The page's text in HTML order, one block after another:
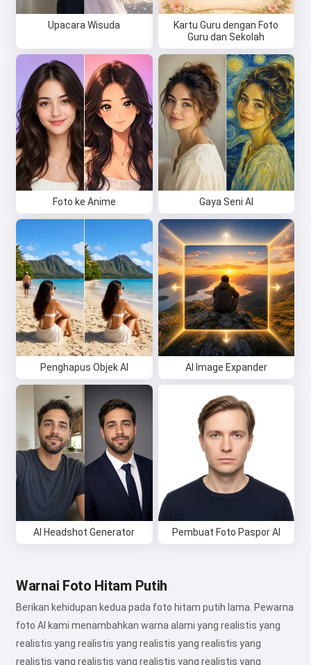
Upacara Wisuda
Kartu Guru dengan Foto
Guru dan Sekolah
Foto ke Anime Gaya Seni AI
Penghapus Objek AI AI Image Expander
AI Headshot Generator Pembuat Foto Paspor AI
Warnai Foto Hitam Putih
Berikan kehidupan kedua pada foto hitam putih lama. Pewarna
foto AI kami menambahkan warna alami yang realistis yang
realistis yang realistis yang realistis yang realistis yang
realistis yang realistis yang realistis yang realistis yang